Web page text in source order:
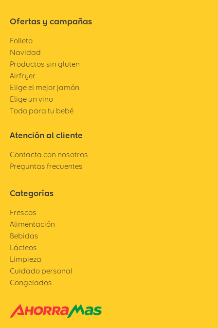
Ofertas y campañas
Folleto
Navidad
Productos sin gluten
Airfryer
Elige el mejor jamón
Elige un vino
Todo para tu bebé
Atención al cliente
Contacta con nosotros
Preguntas frecuentes
Categorías
Frescos
Alimentación
Bebidas
Lácteos
Limpieza
Cuidado personal
Congelados